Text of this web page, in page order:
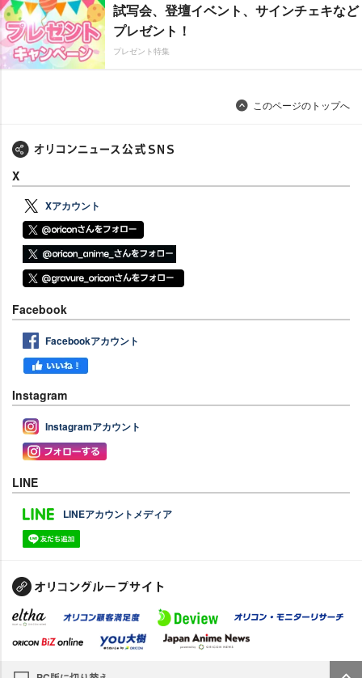
試写会、登壇イベント、サインチェキなど
プレゼント！
プレゼント特集
このページのトップへ
X
Xアカウント
Facebook
Facebookアカウント
Instagram
Instagramアカウント
LINE
LINEアカウントメディア